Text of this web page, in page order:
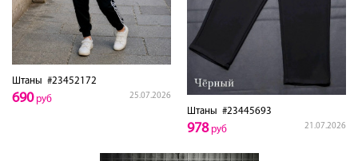
Штаны #23452172
25.07.2026
690руб
Штаны #23445693
21.07.2026
978руб